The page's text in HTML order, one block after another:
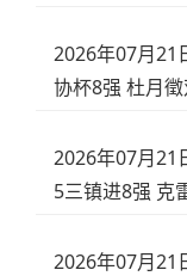
2026年07月21
协杯8强 杜月
2026年07月21
5三镇进8强 克
2026年07月21